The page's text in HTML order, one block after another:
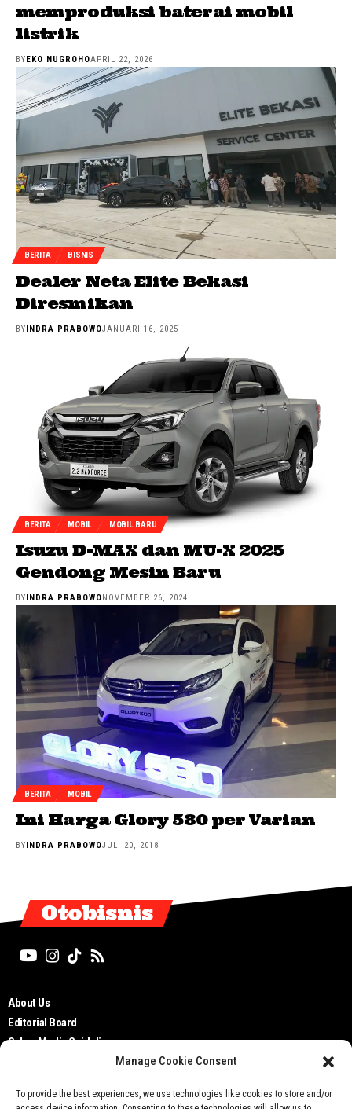
Manage Cookie Consent
To provide the best experiences, we use technologies like cookies to store and/or
memproduksi baterai mobil
listrik
BYEKO NUGROHOAPRIL 22, 2026
BERITA BISNIS
Dealer Neta Elite Bekasi
Diresmikan
BYINDRA PRABOWOJANUARI 16, 2025
BERITA MOBIL MOBIL BARU
Isuzu D-MAX dan MU-X 2025
Gendong Mesin Baru
BY INDRA PRABOWO NOVEMBER 26, 2024
BERITA MOBIL
Ini Harga Glory 580 per Varian
BY INDRA PRABOWOJULI 20, 2018
Otobisnis
About Us
Editorial Board
Cyber Media Guidelines
Privacy Policy